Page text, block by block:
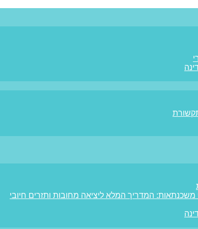
משכנתאות: המדריך המלא ליציאה מחובות ותזרים חיובי